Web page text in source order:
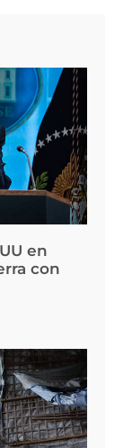
en
con